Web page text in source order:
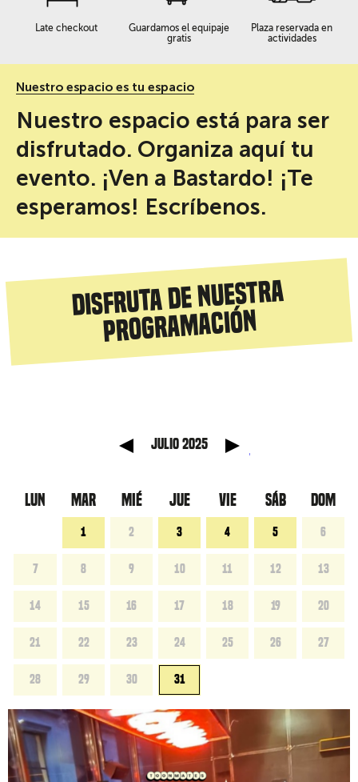
Late checkout
Guardamos el equipaje
gratis
Plaza reservada en
actividades
Nuestro espacio es tu espacio
Nuestro espacio está para ser
disfrutado. Organiza aquí tu
evento. ¡Ven a Bastardo! ¡Te
esperamos! Escríbenos.
Disfruta de nuestra
programación
julio 2025
LUN MAR MIÉ JUE VIE SÁB DOM
1 2 3 4 5 6
7 8 9 10 11 12 13
14 15 16 17 18 19 20
21 22 23 24 25 26 27
28 29 30 31